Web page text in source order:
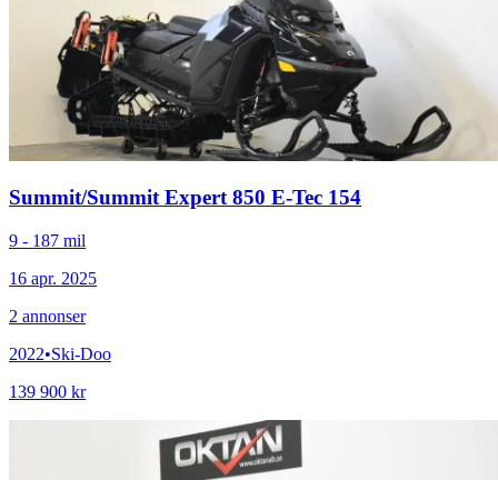
Summit/Summit Expert 850 E-Tec 154
9 - 187 mil
16 apr. 2025
2 annonser
2022•Ski-Doo
139 900 kr